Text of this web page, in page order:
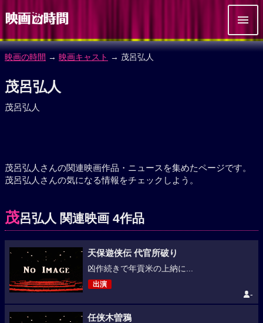
映画の時間 → 映画キャスト → 茂呂弘人
茂呂弘人
茂呂弘人
茂呂弘人さんの関連映画作品・ニュースを集めたページです。
茂呂弘人さんの気になる情報をチェックしよう。
茂呂弘人 関連映画 4作品
天保遊侠伝 代官所破り
凶作続きで年貢米の上納に...
出演
-
任侠木曽鴉